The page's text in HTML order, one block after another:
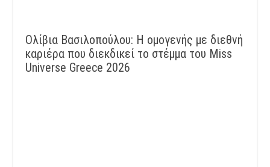
Ολίβια Βασιλοπούλου: Η ομογενής με διεθνή
καριέρα που διεκδικεί το στέμμα του Miss
Universe Greece 2026